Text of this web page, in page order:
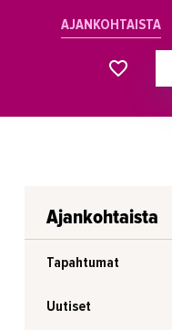
AJANKOHTAISTA
Ajankohtaista
Tapahtumat
Uutiset